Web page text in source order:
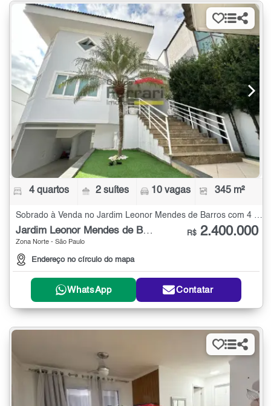
4 quartos 2 suítes 10 vagas 345 m²
Sobrado à Venda no Jardim Leonor Mendes de Barros com 4 quartos - 345 m²
Jardim Leonor Mendes de Barros
Zona Norte - São Paulo
Endereço no círculo do mapa
R$ 2.400.000
WhatsApp Contatar